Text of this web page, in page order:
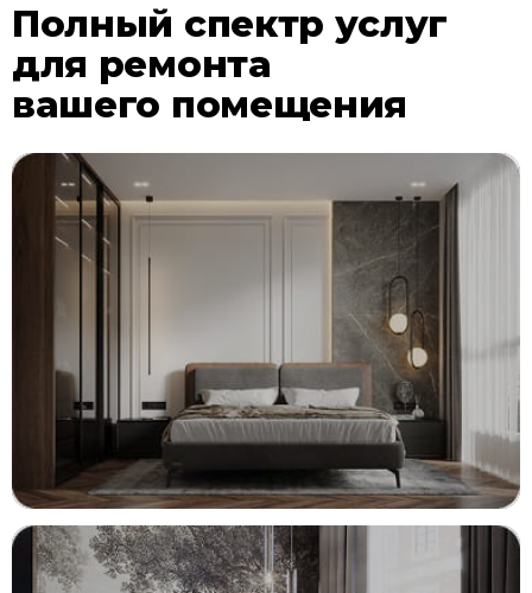
Полный спектр услуг
для ремонта
вашего помещения
ДИЗАЙН ИНТЕРЬЕРА
Гармония эстетики и комфорта